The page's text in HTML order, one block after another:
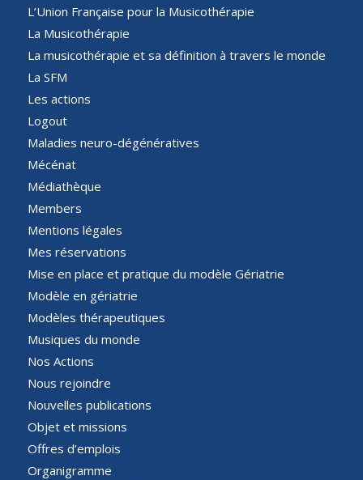
L’Union Française pour la Musicothérapie
La Musicothérapie
La musicothérapie et sa définition à travers le monde
La SFM
Les actions
Logout
Maladies neuro-dégénératives
Mécénat
Médiathèque
Members
Mentions légales
Mes réservations
Mise en place et pratique du modèle Gériatrie
Modèle en gériatrie
Modèles thérapeutiques
Musiques du monde
Nos Actions
Nous rejoindre
Nouvelles publications
Objet et missions
Offres d’emplois
Organigramme